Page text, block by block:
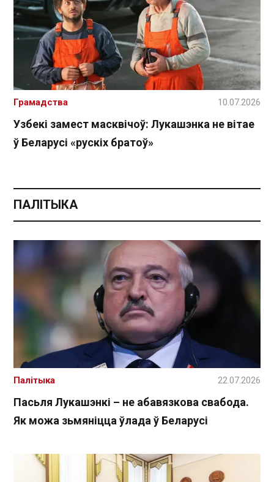
Узбекі замест масквічоў: Лукашэнка не вітае
ў Беларусі «рускіх братоў»
Грамадства 10.07.2026
ПАЛІТЫКА
Пасьля Лукашэнкі – не абавязкова свабода.
Як можа зьмяніцца ўлада ў Беларусі
Палітыка 22.07.2026